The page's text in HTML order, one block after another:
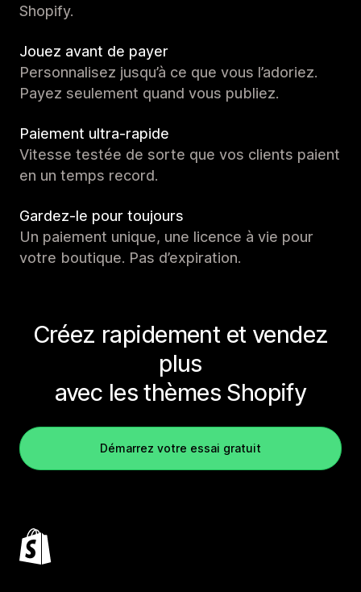
Shopify.
Jouez avant de payer
Personnalisez jusqu’à ce que vous l’adoriez.
Payez seulement quand vous publiez.
Paiement ultra-rapide
Vitesse testée de sorte que vos clients paient
en un temps record.
Gardez-le pour toujours
Un paiement unique, une licence à vie pour
votre boutique. Pas d’expiration.
Créez rapidement et vendez
plus
avec les thèmes Shopify
Démarrez votre essai gratuit